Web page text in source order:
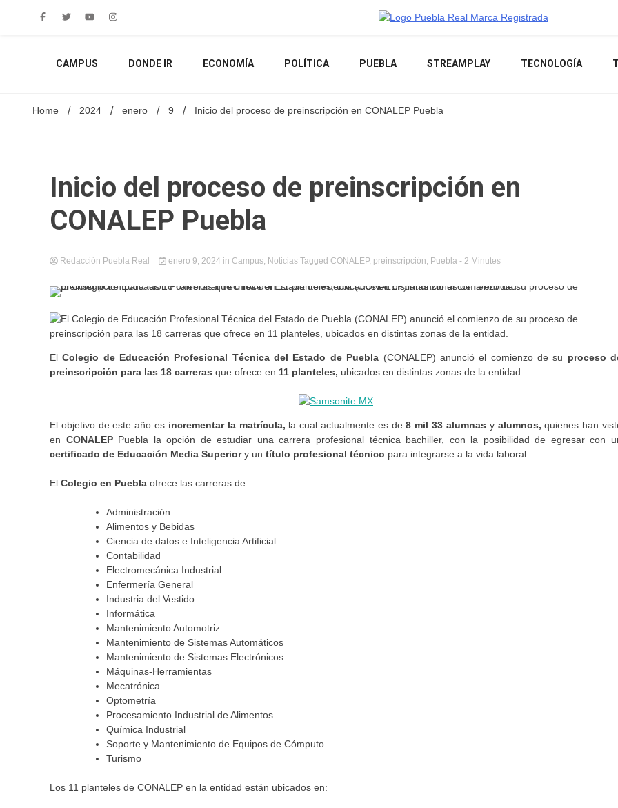
CAMPUS DONDE IR ECONOMÍA POLÍTICA PUEBLA STREAMPLAY TECNOLOGÍA
Home 2024 enero 9 Inicio del proceso de preinscripción en CONALEP Puebla
Inicio del proceso de preinscripción en
CONALEP Puebla
Redacción Puebla Real enero 9, 2024 in Campus, Noticias Tagged CONALEP, preinscripción, Puebla - 2 Minutes
ElColegio de Educación Profesional Técnica del Estado de Puebla (CONALEP) anunció el comienzo de su proceso
preinscripción para las 18 carreras que ofrece en 11 planteles, ubicados en distintas zonas de la entidad.
El objetivo de este año es incrementar la matrícula, la cual actualmente es de8 mil 33 alumnas y alumnos,quienes han
en CONALEP Puebla la opción de estudiar una carrera profesional técnica bachiller, con la posibilidad de egresar con
certificado de Educación Media Superiory un título profesional técnico para integrarse a la vida laboral.
El Colegio en Puebla ofrece las carreras de:
Administración
Alimentos y Bebidas
Ciencia de datos e Inteligencia Artificial
Contabilidad
Electromecánica Industrial
Enfermería General
Industria del Vestido
Informática
Mantenimiento Automotriz
Mantenimiento de Sistemas Automáticos
Mantenimiento de Sistemas Electrónicos
Máquinas-Herramientas
Mecatrónica
Optometría
Procesamiento Industrial de Alimentos
Química Industrial
Soporte y Mantenimiento de Equipos de Cómputo
Turismo
Los 11 planteles de CONALEP en la entidad están ubicados en: